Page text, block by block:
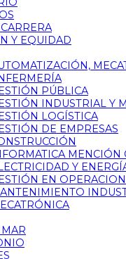
Y EQUIDAD
PÚBLICA
INDUSTRIAL Y
LOGÍSTICA
DE EMPRESAS
MENCIÓN
Y
EN